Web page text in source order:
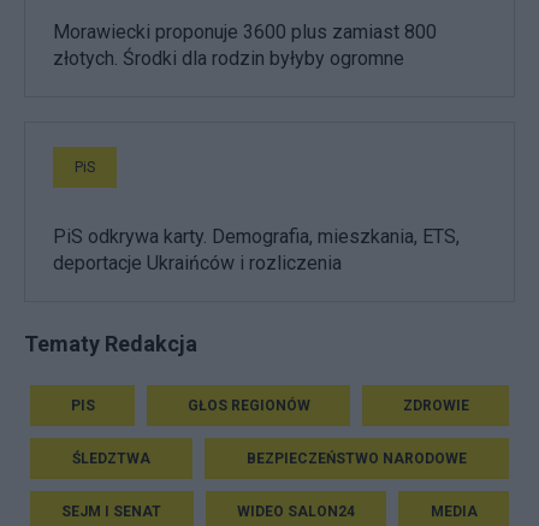
Morawiecki proponuje 3600 plus zamiast 800
złotych. Środki dla rodzin byłyby ogromne
PiS
PiS odkrywa karty. Demografia, mieszkania, ETS,
deportacje Ukraińców i rozliczenia
Tematy Redakcja
PIS GŁOS REGIONÓW ZDROWIE
ŚLEDZTWA BEZPIECZEŃSTWO NARODOWE
SEJM I SENAT WIDEO SALON24 MEDIA